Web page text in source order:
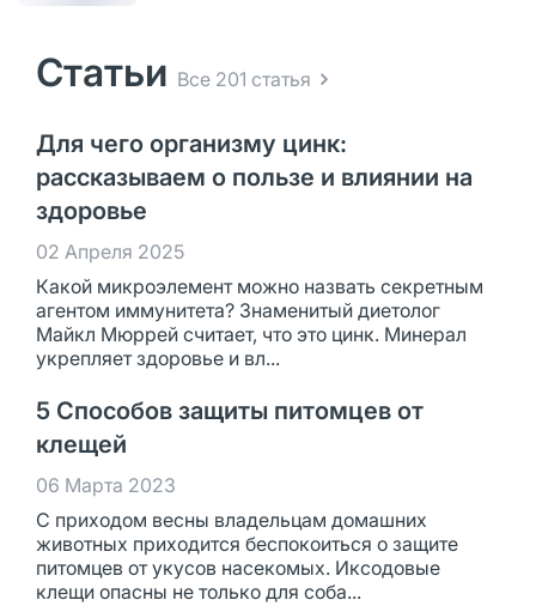
Статьи Все 201 статья
Для чего организму цинк:
рассказываем о пользе и влиянии на
здоровье
02 Апреля 2025
Какой микроэлемент можно назвать секретным
агентом иммунитета? Знаменитый диетолог
Майкл Мюррей считает, что это цинк. Минерал
укрепляет здоровье и вл...
5 Способов защиты питомцев от
клещей
06 Марта 2023
С приходом весны владельцам домашних
животных приходится беспокоиться о защите
питомцев от укусов насекомых. Иксодовые
клещи опасны не только для соба...